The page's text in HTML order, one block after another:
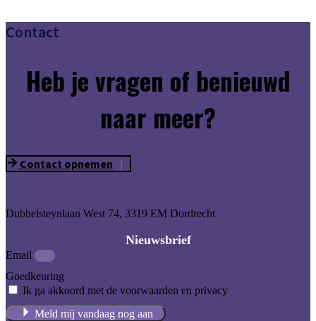
Contact
Heb je vragen of benieuwd
naar meer?
Contact opnemen
Dubbelsteynlaan West 74, 3319 EM Dordrecht
Nieuwsbrief
Email
Goedkeuring
Ik ga akkoord met de voorwaarden en privacy
Meld mij vandaag nog aan